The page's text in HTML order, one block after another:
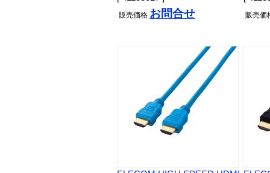
販売価格 お問合せ 販売価